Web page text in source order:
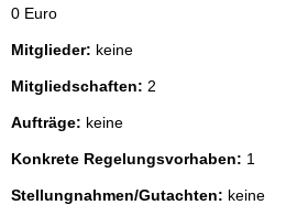
0 Euro
Mitglieder: keine
Mitgliedschaften: 2
Aufträge: keine
Konkrete Regelungsvorhaben: 1
Stellungnahmen/Gutachten: keine